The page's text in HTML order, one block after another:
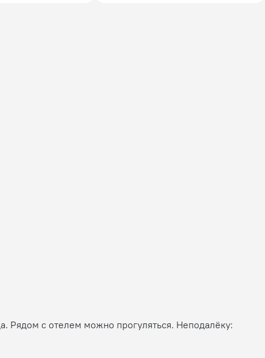
Рядом с отелем можно прогуляться. Неподалёку: